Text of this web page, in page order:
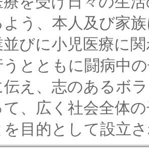
よう、本人及び家
並びに小児医療に
うとともに闘病中
伝え、志のあるボ
て、広く社会全体
を目的として設立